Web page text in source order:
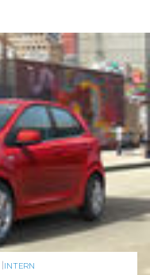
INTERN